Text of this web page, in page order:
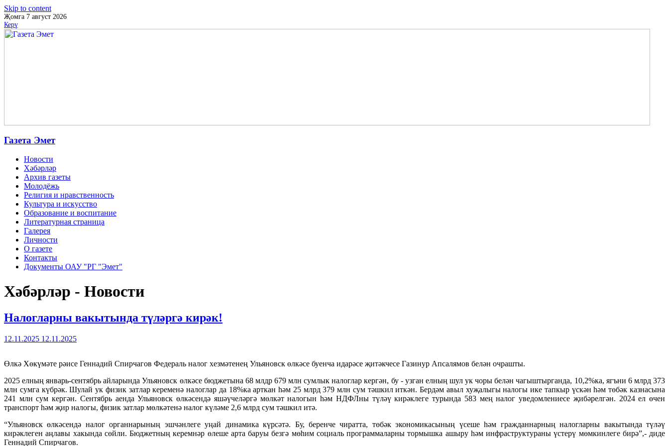
Skip to content
Җомга 7 август 2026
Керү
Газета Эмет
Новости
Хәбәрләр
Архив газеты
Молодёжь
Религия и нравственность
Культура и искусство
Образование и воспитание
Литературная страница
Галерея
Личности
О газете
Контакты
Документы ОАУ "РГ "Эмет"
Хәбәрләр - Новости
Налогларны вакытында түләргә кирәк!
12.11.2025 12.11.2025
Өлкә Хөкүмәте рәисе Геннадий Спирчагов Федераль налог хезмәтенең Ульяновск өлкәсе буенча идарәсе җитәкчесе Газинур Апсалямов белән очрашты.
2025 елның январь-сентябрь айларында Ульяновск өлкәсе бюджетына 68 млдр 679 млн сумлык налоглар кергән, бу - узган елның шул ук чоры белән чагыштырганда, 10,2%ка, ягъни 6 млрд 373
млн сумга күбрәк. Шулай ук физик затлар кеременә налоглар да 18%ка арткан һәм 25 млрд 379 млн сум тәшкил иткән. Бердәм авыл хуҗалыгы налогы ике тапкыр үскән һәм төбәк казнасына
241 млн сум кергән. Сентябрь аенда Ульяновскөлкәсендә яшәүчеләргә мөлкәт налогын һәм НДФЛны түләү кирәклеге турында 583 мең налог уведомлениесе җибәрелгән. 2024 ел өчен
транспорт һәм җир налогы, физик затлар мөлкәтенә налог күләме 2,6 млрд сум тәшкил итә.
“Ульяновскөлкәсендә налог органнарының эшчәнлеге уңай динамика күрсәтә. Бу, беренче чиратта, төбәк экономикасының үсеше һәм гражданнарның налогларны вакытында түләү
кирәклеген аңлавы хакында сөйли. Бюджетның керемнәр өлеше арта баруы безгә мөһим социаль программаларны тормышка ашыру һәм инфраструктураны үстерү мөмкинлеге бирә”,- диде
Геннадий Спирчагов.